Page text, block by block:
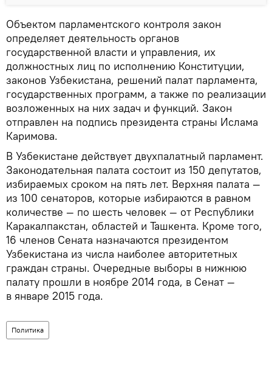
Объектом парламентского контроля закон
определяет деятельность органов
государственной власти и управления, их
должностных лиц по исполнению Конституции,
законов Узбекистана, решений палат парламента,
государственных программ, а также по реализации
возложенных на них задач и функций. Закон
отправлен на подпись президента страны Ислама
Каримова.
В Узбекистане действует двухпалатный парламент.
Законодательная палата состоит из 150 депутатов,
избираемых сроком на пять лет. Верхняя палата —
из 100 сенаторов, которые избираются в равном
количестве — по шесть человек — от Республики
Каракалпакстан, областей и Ташкента. Кроме того,
16 членов Сената назначаются президентом
Узбекистана из числа наиболее авторитетных
граждан страны. Очередные выборы в нижнюю
палату прошли в ноябре 2014 года, в Сенат —
в январе 2015 года.
Политика